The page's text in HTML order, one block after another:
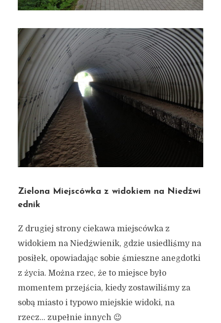
Zielona Miejscówka z widokiem na Niedźwi
ednik
Z drugiej strony ciekawa miejscówka z
widokiem na Niedźwienik, gdzie usiedliśmy na
posiłek, opowiadając sobie śmieszne anegdotki
z życia. Można rzec, że to miejsce było
momentem przejścia, kiedy zostawiliśmy za
sobą miasto i typowo miejskie widoki, na
rzecz… zupełnie innych 😉